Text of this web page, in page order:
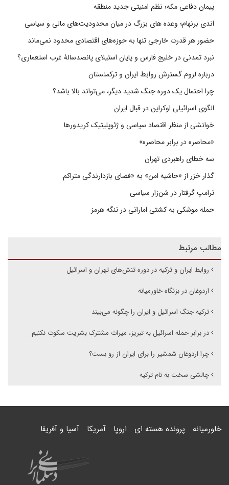
پیمان دفاعی مکه؛ نظم امنیتی جدید منطقه
اندی برنهام؛ وعده های بزرگ در میان محدودیت‌های مالی و سیاسی
حضور هر قدرت خارجی تنها به حوزه‌های اقتصادی محدود نمی‌ماند
نبرد تمدنی در خلیج فارس و پایان استیلای پانصدسالۀ غرب استعماری؟
درباره لزوم گسترش روابط ایران و ترکمنستان
چرا احتمال یک دوره جنگ شدید دیگر، می‌تواند بالا باشد؟
الگوی اسرائیلی اوکراین در قبال ایران
خوانشی از منظر اقتصاد سیاسی و ژئوپلیتیک کریدورها
«محاصره در برابر محاصره»
سه خطای راهبردی تهران
گذار خزر از «حاشیه امن» به «فضای بازدارندگی متراکم
ترامپ گرفتار در شن‌زار سیاسی
حمله موشکی به کشتی اماراتی در تنگه هرمز
مطالب مرتبط
روابط ایران و ترکیه در دوره تنش‌های تهران و اسرائیل
اردوغان در بزنگاه خاورمیانه
ترکیه جنگ اسرائیل و ایران را چگونه می‌بیند
در برابر حمله اسرائیل به تبریز، میراث مشترک بشریت سکوت نکنیم
چرا اردوغان شمشیر را برای ایران از رو بست؟
چالشی سخت به نام ترکیه
خاورمیانه پرونده هسته ای اروپا آمریکا آسیا و آفریقا